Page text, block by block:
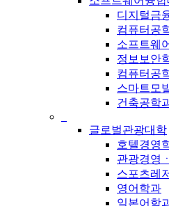
디지털금
컴퓨터공
소프트웨
정보보안
컴퓨터공
스마트모
건축공학
글로벌관광대학
호텔경영
관광경영
스포츠레
영어학과
일본어학